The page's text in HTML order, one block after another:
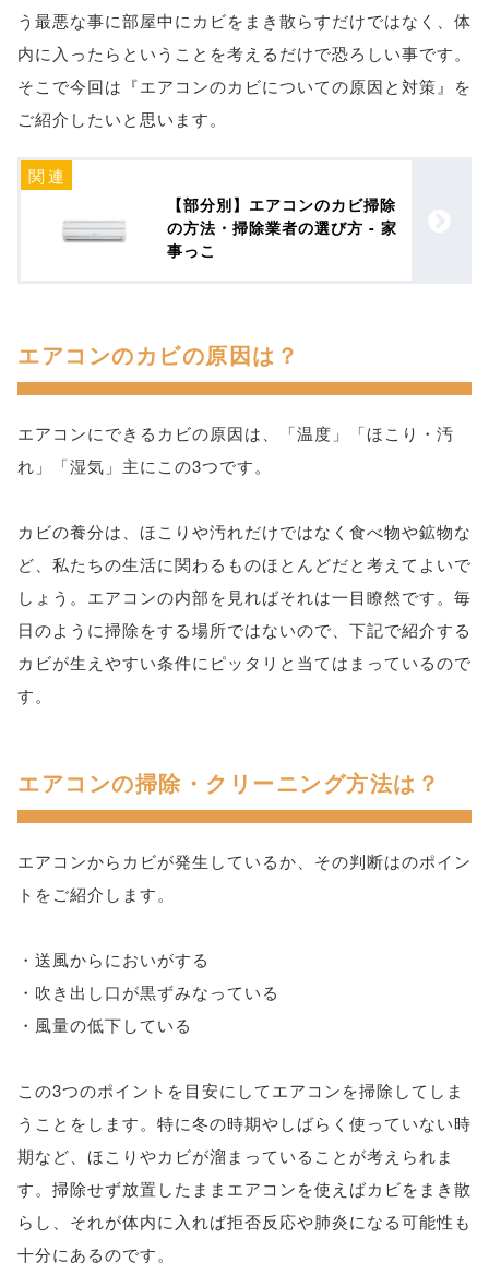
う最悪な事に部屋中にカビをまき散らすだけではなく、体
内に入ったらということを考えるだけで恐ろしい事です。
そこで今回は『エアコンのカビについての原因と対策』を
ご紹介したいと思います。
【部分別】エアコンのカビ掃除
の方法・掃除業者の選び方 - 家
事っこ
エアコンのカビの原因は？
エアコンにできるカビの原因は、「温度」「ほこり・汚
れ」「湿気」主にこの3つです。
カビの養分は、ほこりや汚れだけではなく食べ物や鉱物な
ど、私たちの生活に関わるものほとんどだと考えてよいで
しょう。エアコンの内部を見ればそれは一目瞭然です。毎
日のように掃除をする場所ではないので、下記で紹介する
カビが生えやすい条件にピッタリと当てはまっているので
す。
エアコンの掃除・クリーニング方法は？
エアコンからカビが発生しているか、その判断はのポイン
トをご紹介します。
・送風からにおいがする
・吹き出し口が黒ずみなっている
・風量の低下している
この3つのポイントを目安にしてエアコンを掃除してしま
うことをします。特に冬の時期やしばらく使っていない時
期など、ほこりやカビが溜まっていることが考えられま
す。掃除せず放置したままエアコンを使えばカビをまき散
らし、それが体内に入れば拒否反応や肺炎になる可能性も
十分にあるのです。